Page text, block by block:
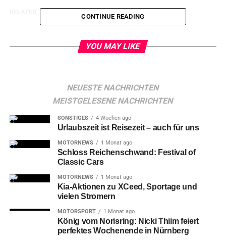
RELATED TOPICS:
CONTINUE READING
YOU MAY LIKE
NEUESTE NACHRICHTEN
MEISTGELESENE NACHRICHTEN
SONSTIGES 4 Wochen ago
Urlaubszeit ist Reisezeit – auch für uns
MOTORNEWS 1 Monat ago
Schloss Reichenschwand: Festival of
Classic Cars
MOTORNEWS 1 Monat ago
Kia-Aktionen zu XCeed, Sportage und
vielen Stromern
MOTORSPORT 1 Monat ago
König vom Norisring: Nicki Thiim feiert
perfektes Wochenende in Nürnberg